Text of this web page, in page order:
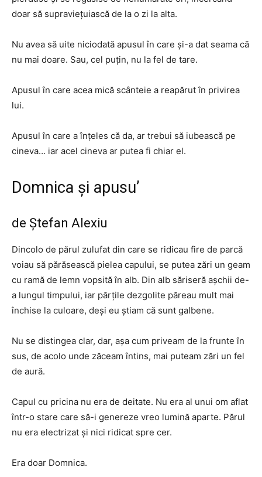
doar să supraviețuiască de la o zi la alta.
Nu avea să uite niciodată apusul în care și-a dat seama că
nu mai doare. Sau, cel puțin, nu la fel de tare.
Apusul în care acea mică scânteie a reapărut în privirea
lui.
Apusul în care a înțeles că da, ar trebui să iubească pe
cineva… iar acel cineva ar putea fi chiar el.
Domnica și apusu’
de Ștefan Alexiu
Dincolo de părul zulufat din care se ridicau fire de parcă
voiau să părăsească pielea capului, se putea zări un geam
cu ramă de lemn vopsită în alb. Din alb săriseră așchii de-
a lungul timpului, iar părțile dezgolite păreau mult mai
închise la culoare, deși eu știam că sunt galbene.
Nu se distingea clar, dar, așa cum priveam de la frunte în
sus, de acolo unde zăceam întins, mai puteam zări un fel
de aură.
Capul cu pricina nu era de deitate. Nu era al unui om aflat
într-o stare care să-i genereze vreo lumină aparte. Părul
nu era electrizat și nici ridicat spre cer.
Era doar Domnica.